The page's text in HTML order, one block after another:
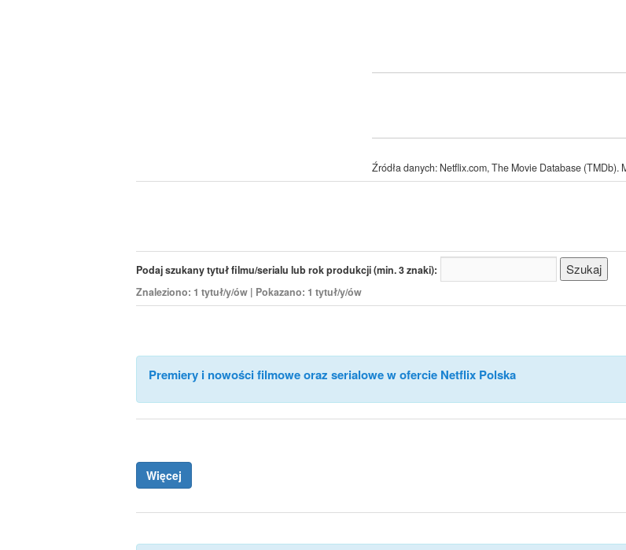
Źródła danych: Netflix.com, The Movie Database (TMDb).
Podaj szukany tytuł filmu/serialu lub rok produkcji (min. 3 znaki):
Znaleziono: 1 tytuł/y/ów | Pokazano: 1 tytuł/y/ów
Premiery i nowości filmowe oraz serialowe w ofercie Netflix Polska
Więcej